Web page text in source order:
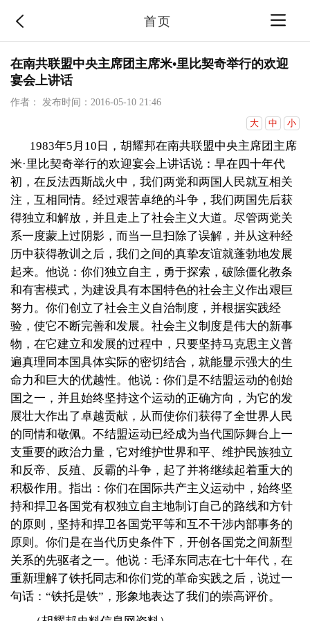
首页
在南共联盟中央主席团主席米•里比契奇举行的欢迎
宴会上讲话
作者：
发布时间：2016-05-10 21:46
大
中 小
1983年5 月 10 日 ，胡耀邦在南共联盟中央主席团主席
米·里比契奇举行的欢迎宴会上讲话说：早在四十年代
初，在反法西斯战火中，我们两党和两国人民就互相关
注，互相同情。经过艰苦卓绝的斗争，我们两国先后获
得独立和解放，并且走上了社会主义大道。尽管两党关
系一度蒙上过阴影，而当一旦扫除了误解，并从这种经
历中获得教训之后，我们之间的真挚友谊就蓬勃地发展
起来。他说：你们独立自主，勇于探索，破除僵化教条
和有害模式，为建设具有本国特色的社会主义作出艰巨
努力。你们创立了社会主义自治制度，并根据实践经
验，使它不断完善和发展。社会主义制度是伟大的新事
物，在它建立和发展的过程中，只要坚持马克思主义普
遍真理同本国具体实际的密切结合，就能显示强大的生
命力和巨大的优越性。他说：你们是不结盟运动的创始
国之一，并且始终坚持这个运动的正确方向，为它的发
展壮大作出了卓越贡献，从而使你们获得了全世界人民
的同情和敬佩。不结盟运动已经成为当代国际舞台上一
支重要的政治力量，它对维护世界和平、维护民族独立
和反帝、反殖、反霸的斗争，起了并将继续起着重大的
积极作用。指出：你们在国际共产主义运动中，始终坚
持和捍卫各国党有权独立自主地制订自己的路线和方针
的原则，坚持和捍卫各国党平等和互不干涉内部事务的
原则。你们是在当代历史条件下，开创各国党之间新型
关系的先驱者之一。他说：毛泽东同志在七十年代，在
重新理解了铁托同志和你们党的革命实践之后，说过一
句话：“铁托是铁”，形象地表达了我们的崇高评价。